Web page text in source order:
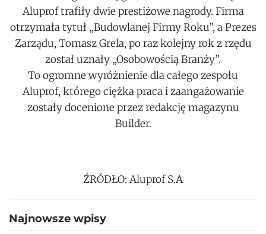
Aluprof trafiły dwie prestiżowe nagrody. Firma
otrzymała tytuł „Budowlanej Firmy Roku”, a Prezes
Zarządu, Tomasz Grela, po raz kolejny rok z rzędu
został uznały „Osobowością Branży”.
To ogromne wyróżnienie dla całego zespołu
Aluprof, którego ciężka praca i zaangażowanie
zostały docenione przez redakcję magazynu
Builder.
ŹRÓDŁO: Aluprof S.A
Najnowsze wpisy